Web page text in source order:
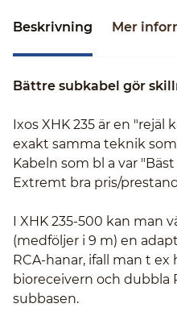
Beskrivning Mer
Bättre subkabel gör
Ixos XHK 235 är en "rejäl
exakt samma teknik som
Kabeln som bl a var
Extremt bra pris/
I XHK 235-500 kan man
(medföljer i 9 m) en
RCA-hanar, ifall man t
bioreceivern och dubbla
subbasen.